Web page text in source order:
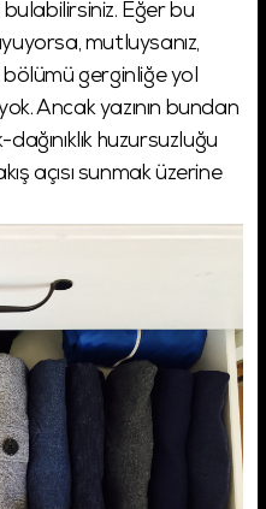
Eğer bu
mutluysanız,
bölümü gerginliğe yol
Ancak yazının bundan
huzursuzluğu
açısı sunmak üzerine